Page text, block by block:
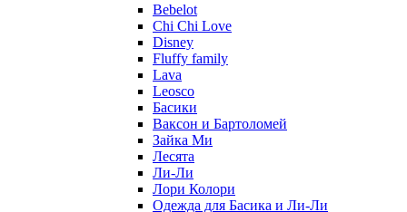
Bebelot
Chi Chi Love
Disney
Fluffy family
Lava
Leosco
Басики
Ваксон и Бартоломей
Зайка Ми
Лесята
Ли-Ли
Лори Колори
Одежда для Басика и Ли-Ли